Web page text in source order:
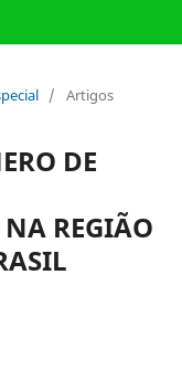
/ Artigos
DE
NA REGIÃO